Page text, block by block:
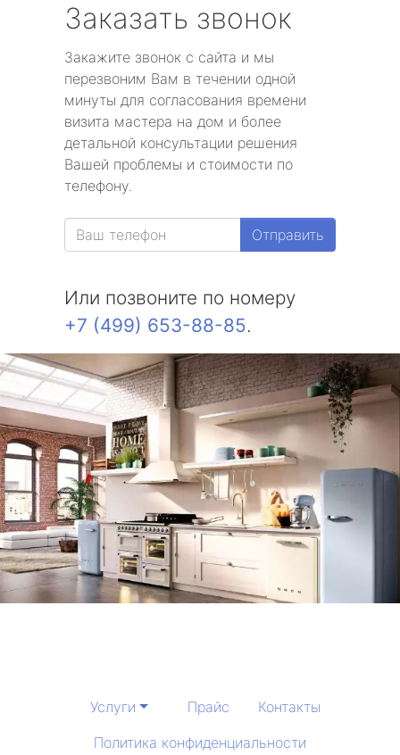
Заказать звонок
Закажите звонок с сайта и мы
перезвоним Вам в течении одной
минуты для согласования времени
визита мастера на дом и более
детальной консультации решения
Вашей проблемы и стоимости по
телефону.
Отправить
Или позвоните по номеру
+7 (499) 653-88-85.
Услуги Прайс
Контакты
Политика конфиденциальности